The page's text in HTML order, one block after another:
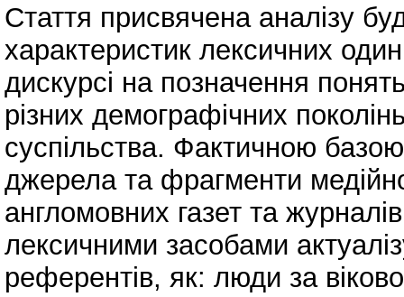
Стаття присвячена аналізу
характеристик лексичних
дискурсі на позначення
різних демографічних
суспільства. Фактичною
джерела та фрагменти
англомовних газет та
лексичними засобами
референтів, як: люди за